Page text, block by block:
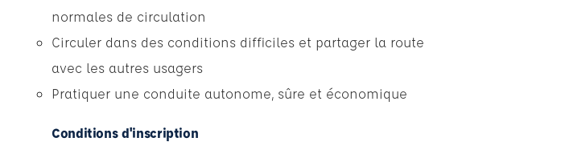
normales de circulation
Circuler dans des conditions difficiles et partager la route
avec les autres usagers
Pratiquer une conduite autonome, sûre et économique
Conditions d'inscription